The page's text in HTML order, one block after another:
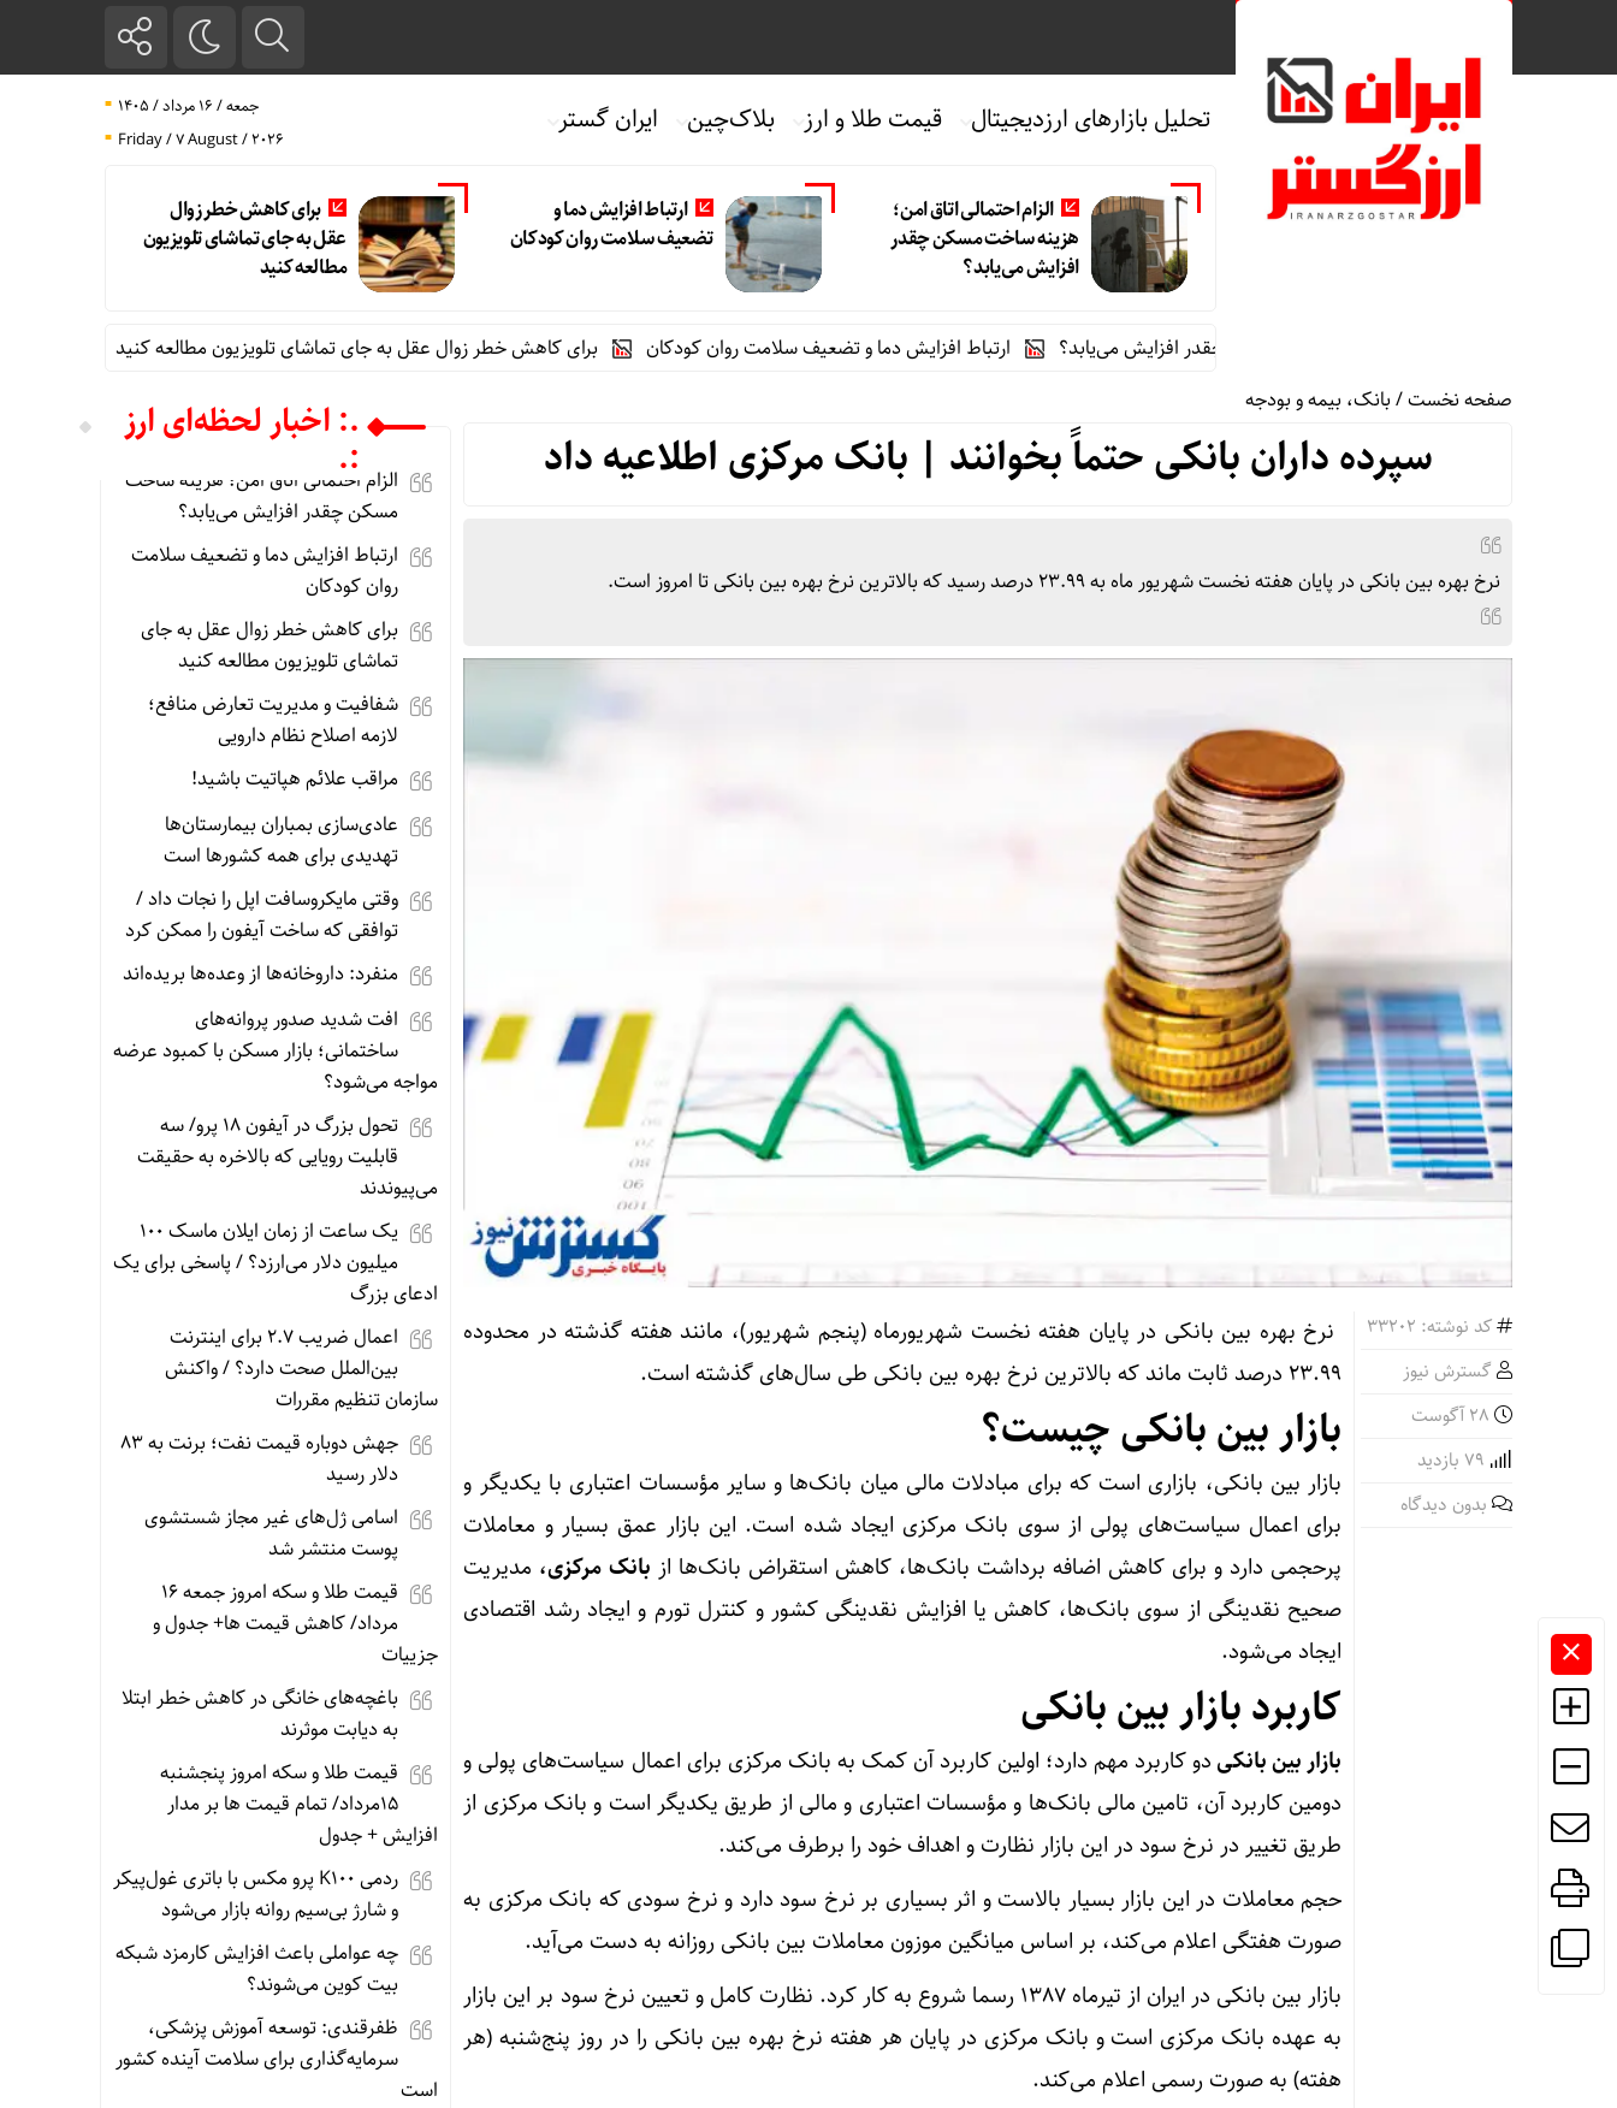
تحلیل بازارهای ارزدیجیتال قیمت طلا و ارز بلاک‌چین ایران گستر
جمعه / ۱۶ مرداد / ۱۴۰۵
Friday / 7 August / 2026
الزام احتمالی اتاق امن؛
هزینه ساخت مسکن چقدر
افزایش می‌یابد؟
ارتباط افزایش دما و
تضعیف سلامت روان کودکان
برای کاهش خطر زوال
عقل به جای تماشای تلویزیون
مطالعه کنید
احتمالی اتاق امن؛ هزینه ساخت مسکن چقدر افزایش می‌یابد؟ ارتباط افزایش دما و تضعیف سلامت روان کودکان برای کاهش خطر زوال عقل به جای تماشای تلویزیون مطالعه کنید
شفافیت و مدیریت
صفحه نخست/بانک، بیمه و بودجه
سپرده داران بانکی حتماً بخوانند | بانک مرکزی اطلاعیه داد
نرخ بهره بین بانکی در پایان هفته نخست شهریور ماه به ۲۳.۹۹ درصد رسید که بالاترین نرخ بهره بین بانکی تا امروز است.
کد نوشته: 33202
گسترش نیوز
بدون دیدگاه
نرخ بهره بین بانکی در پایان هفته نخست شهریورماه (پنجم شهریور)، مانند هفته گذشته در محدوده
۲۳.۹۹ درصد ثابت ماند که بالاترین نرخ بهره بین بانکی طی سال‌های گذشته است.
بازار بین بانکی چیست؟
بازار بین بانکی، بازاری است که برای مبادلات مالی میان بانک‌ها و سایر مؤسسات اعتباری با یکدیگر و
برای اعمال سیاست‌های پولی از سوی بانک مرکزی ایجاد شده است. این بازار عمق بسیار و معاملات
پرحجمی دارد و برای کاهش اضافه برداشت بانک‌ها، کاهش استقراض بانک‌ها از بانک مرکزی، مدیریت
صحیح نقدینگی از سوی بانک‌ها، کاهش یا افزایش نقدینگی کشور و کنترل تورم و ایجاد رشد اقتصادی
ایجاد می‌شود.
کاربرد بازار بین بانکی
بازار بین بانکی دو کاربرد مهم دارد؛ اولین کاربرد آن کمک به بانک مرکزی برای اعمال سیاست‌های پولی و
دومین کاربرد آن، تامین مالی بانک‌ها و مؤسسات اعتباری و مالی از طریق یکدیگر است و بانک مرکزی از
طریق تغییر در نرخ سود در این بازار نظارت و اهداف خود را برطرف می‌کند.
حجم معاملات در این بازار بسیار بالاست و اثر بسیاری بر نرخ سود دارد و نرخ سودی که بانک مرکزی به
صورت هفتگی اعلام می‌کند، بر اساس میانگین موزون معاملات بین بانکی روزانه به دست می‌آید.
بازار بین بانکی در ایران از تیرماه ۱۳۸۷ رسما شروع به کار کرد. نظارت کامل و تعیین نرخ سود بر این بازار
به عهده بانک مرکزی است و بانک مرکزی در پایان هر هفته نرخ بهره بین بانکی را در روز پنج‌شنبه (هر
هفته) به صورت رسمی اعلام می‌کند.
.: اخبار لحظه‌ای ارز
:.
الزام احتمالی اتاق امن؛ هزینه ساخت
مسکن چقدر افزایش می‌یابد؟
ارتباط افزایش دما و تضعیف سلامت
روان کودکان
برای کاهش خطر زوال عقل به جای
تماشای تلویزیون مطالعه کنید
شفافیت و مدیریت تعارض منافع؛
لازمه اصلاح نظام دارویی
مراقب علائم هپاتیت باشید!
عادی‌سازی بمباران بیمارستان‌ها
تهدیدی برای همه کشورها است
وقتی مایکروسافت اپل را نجات داد /
توافقی که ساخت آیفون را ممکن کرد
منفرد: داروخانه‌ها از وعده‌ها بریده‌اند
افت شدید صدور پروانه‌های
ساختمانی؛ بازار مسکن با کمبود عرضه
مواجه می‌شود؟
تحول بزرگ در آیفون ۱۸ پرو/ سه
قابلیت رویایی که بالاخره به حقیقت
می‌پیوندند
یک ساعت از زمان ایلان ماسک ۱۰۰
میلیون دلار می‌ارزد؟ / پاسخی برای یک
ادعای بزرگ
اعمال ضریب ۲.۷ برای اینترنت
بین‌الملل صحت دارد؟ / واکنش
سازمان تنظیم مقررات
جهش دوباره قیمت نفت؛ برنت به ۸۳
دلار رسید
اسامی ژل‌های غیر مجاز شستشوی
پوست منتشر شد
قیمت طلا و سکه امروز جمعه ۱۶
مرداد/ کاهش قیمت ها+ جدول و
جزییات
باغچه‌های خانگی در کاهش خطر ابتلا
به دیابت موثرند
قیمت طلا و سکه امروز پنجشنبه
15مرداد/ تمام قیمت ها بر مدار
افزایش + جدول
ردمی K100 پرو مکس با باتری غول‌پیکر
و شارژ بی‌سیم روانه بازار می‌شود
چه عواملی باعث افزایش کارمزد شبکه
بیت کوین می‌شوند؟
ظفرقندی: توسعه آموزش پزشکی،
سرمایه‌گذاری برای سلامت آینده کشور
است